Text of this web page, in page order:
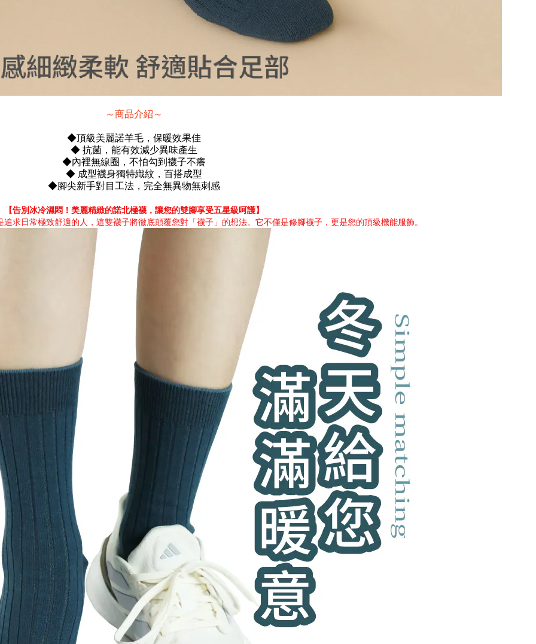
～商品介紹～
◆頂級美麗諾羊毛，保暖效果佳
◆ 抗菌，能有效減少異味產生
◆內裡無線圈，不怕勾到襪子不癢
◆ 成型襪身獨特織紋，百搭成型
◆腳尖新手對目工法，完全無異物無刺感
【告別冰冷濕悶！美麗精緻的諾北極襪，讓您的雙腳享受五星級呵護】
求日常極致舒適的人，這雙襪子將徹底顛覆您對「襪子」的想法。它不僅是修腳襪子，更是您的頂級機能服飾。